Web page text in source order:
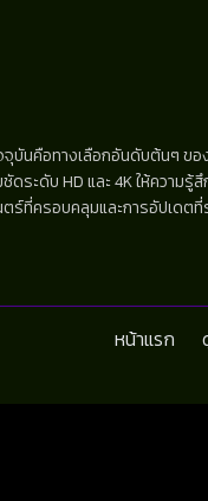
บันคือทางเลือกอันดับต้นๆ ขอ
ระดับ HD และ 4K ให้ความรู้
ที่ครอบคลุมและการอัปเดตที่
หน้าแรก